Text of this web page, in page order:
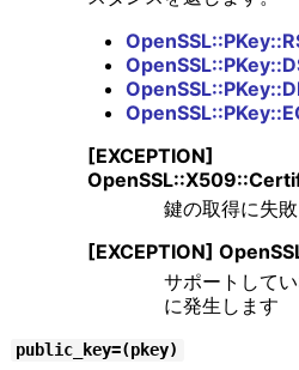
[EXCEPTION]
鍵の取得に失
[EXCEPTION]
サポートして
に発生します
public_key=(pkey)